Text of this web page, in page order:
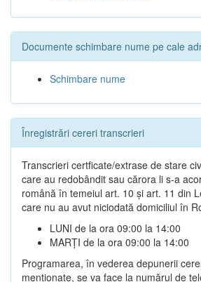
Documente schimbare nume pe cale
Schimbare nume
Înregistrări cereri transcrieri
Transcrieri certficate/extrase de stare
care au redobândit sau cărora li s-a
română în temeiul art. 10 și art. 11 din
care nu au avut niciodată domiciliul în
LUNI de la ora 09:00 la 14:00
MARȚI de la ora 09:00 la 14:00
Programarea, în vederea depunerii
menționate, se va face la numărul de